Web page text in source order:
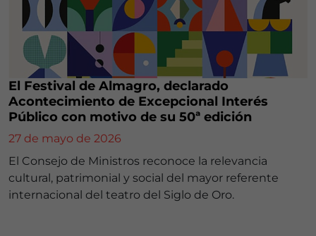
El Festival de Almagro, declarado
Acontecimiento de Excepcional Interés
Público con motivo de su 50ª edición
27 de mayo de 2026
El Consejo de Ministros reconoce la relevancia
cultural, patrimonial y social del mayor referente
internacional del teatro del Siglo de Oro.